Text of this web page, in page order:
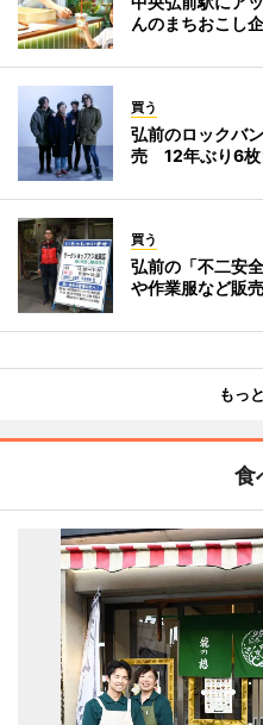
んのまちおこし
買う
弘前のロックバ
売 12年ぶり6枚
買う
弘前の「不二安
や作業服など販売
もっ
食